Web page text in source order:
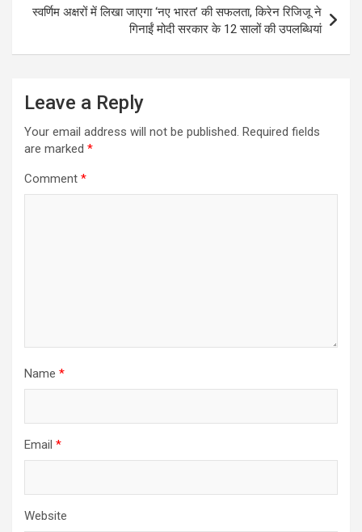
स्वर्णिम अक्षरों में लिखा जाएगा ‘नए भारत’ की सफलता, किरेन रिजिजू ने
गिनाईं मोदी सरकार के 12 सालों की उपलब्धियां
Leave a Reply
Your email address will not be published. Required fields
are marked *
Comment *
Name *
Email *
Website